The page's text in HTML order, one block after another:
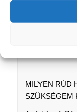
A pontos
MILYEN RÚD
SZÜKSÉGEM